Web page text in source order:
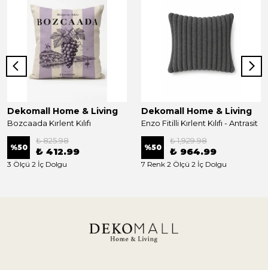
Dekomall Home & Living
Bozcaada Kırlent Kılıfı
%50
₺ 825.98
₺ 412.99
3 Ölçü 2 İç Dolgu
Dekomall Home & Living
Enzo Fitilli Kırlent Kılıfı - Antrasit
%50
₺ 1,929.98
₺ 964.99
7 Renk 2 Ölçü 2 İç Dolgu